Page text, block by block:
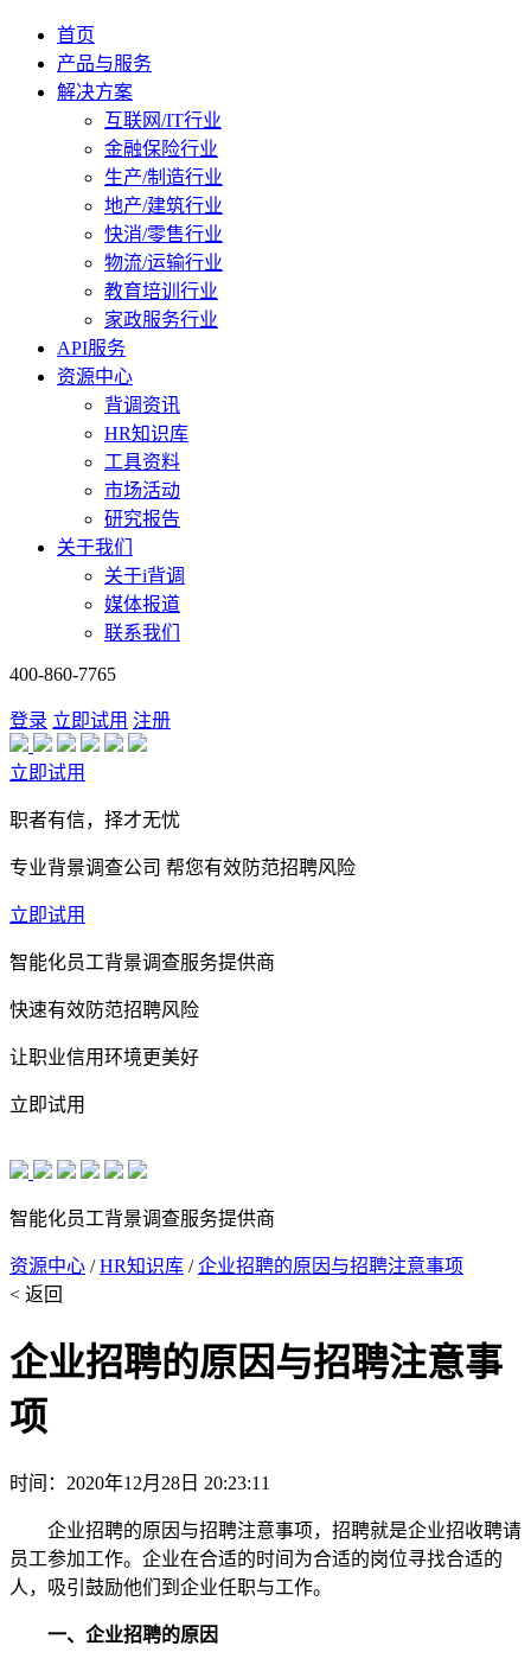
首页
产品与服务
解决方案
互联网/IT行业
金融保险行业
生产/制造行业
地产/建筑行业
快消/零售行业
物流/运输行业
教育培训行业
家政服务行业
API服务
资源中心
背调资讯
HR知识库
工具资料
市场活动
研究报告
关于我们
关于i背调
媒体报道
联系我们
400-860-7765
登录 立即试用 注册
立即试用
职者有信，择才无忧
专业背景调查公司 帮您有效防范招聘风险
立即试用
智能化员工背景调查服务提供商
快速有效防范招聘风险
让职业信用环境更美好
立即试用
智能化员工背景调查服务提供商
资源中心 /HR知识库 /企业招聘的原因与招聘注意事项
< 返回
企业招聘的原因与招聘注意事
项
时间：2020年12月28日 20:23:11
企业招聘的原因与招聘注意事项，招聘就是企业招收聘请
员工参加工作。企业在合适的时间为合适的岗位寻找合适的
人，吸引鼓励他们到企业任职与工作。
一、企业招聘的原因